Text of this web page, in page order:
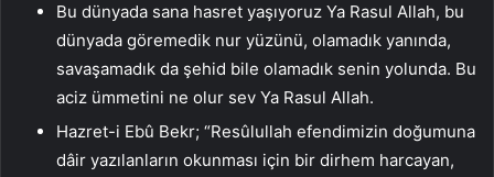
Bu dünyada sana hasret yaşıyoruz Ya Rasul Allah, bu
dünyada göremedik nur yüzünü, olamadık yanında,
savaşamadık da şehid bile olamadık senin yolunda. Bu
aciz ümmetini ne olur sev Ya Rasul Allah.
Hazret-i Ebû Bekr; “Resûlullah efendimizin doğumuna
dâir yazılanların okunması için bir dirhem harcayan,